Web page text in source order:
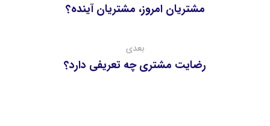
مشتریان امروز، مشتریان آینده؟
بعدی
رضايت مشتري چه تعريفي دارد؟